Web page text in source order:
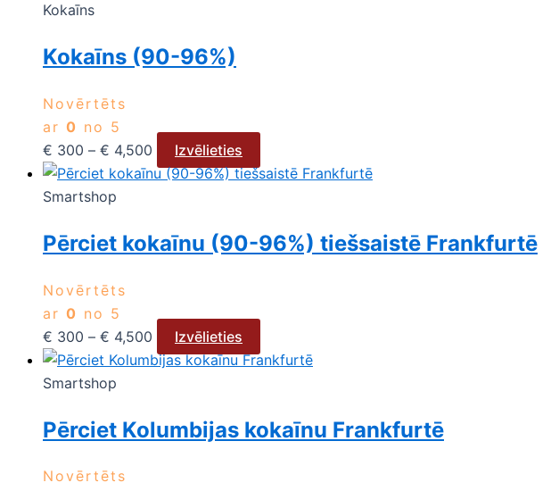
Kokaīns
Kokaīns (90-96%)
Novērtēts
ar 0 no 5
€ 300 – € 4,500 Izvēlieties
Smartshop
Pērciet kokaīnu (90-96%) tiešsaistē Frankfurtē
Novērtēts
ar 0 no 5
€ 300 – € 4,500 Izvēlieties
Smartshop
Pērciet Kolumbijas kokaīnu Frankfurtē
Novērtēts